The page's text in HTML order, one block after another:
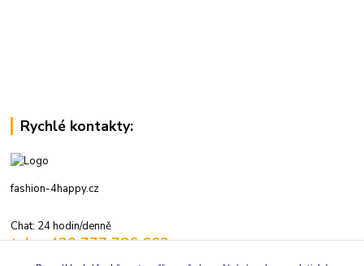
Rychlé kontakty:
fashion-4happy.cz
Chat: 24 hodin/denně
tel.: +420 777 786 662